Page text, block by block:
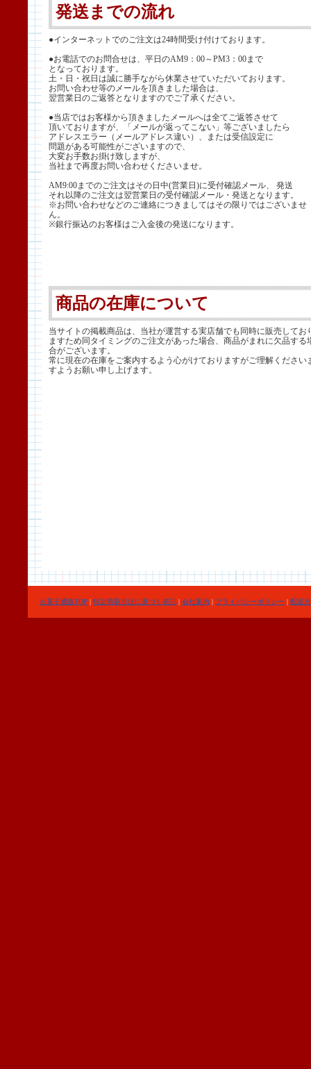
発送までの流れ
●インターネットでのご注文は24時間受け付けております。
●お電話でのお問合せは、平日のAM9：00～PM3：00まで
となっております。
土・日・祝日は誠に勝手ながら休業させていただいております。
お問い合わせ等のメールを頂きました場合は、
翌営業日のご返答となりますのでご了承ください。
●当店ではお客様から頂きましたメールへは全てご返答させて
頂いておりますが、「メールが返ってこない」等ございましたら
アドレスエラー（メールアドレス違い）、または受信設定に
問題がある可能性がございますので、
大変お手数お掛け致しますが、
当社まで再度お問い合わせくださいませ。
AM9:00までのご注文はその日中(営業日)に受付確認メール、 発送
それ以降のご注文は翌営業日の受付確認メール・発送となります。
※お問い合わせなどのご連絡につきましてはその限りではございませ
ん。
※銀行振込のお客様はご入金後の発送になります。
商品の在庫について
当サイトの掲載商品は、当社が運営する実店舗でも同時に販売してお
ますため同タイミングのご注文があった場合、商品がまれに欠品する
合がございます。
常に現在の在庫をご案内するよう心がけておりますがご理解ください
すようお願い申し上げます。
お菓子通販TOP | 特定商取引法に基づく表記 | 会社案内 | プライバシーポリシー | 配送